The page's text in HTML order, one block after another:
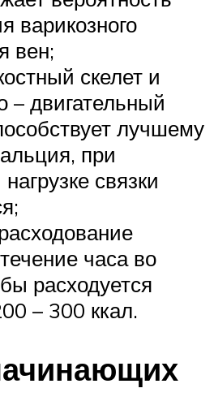
варикозного
вен;
скелет и
– двигательный
лучшему
при
связки
часа во
расходуется
– 300 ккал.